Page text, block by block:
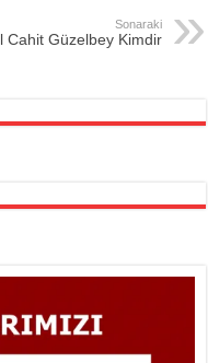
Sonaraki
Cahit Güzelbey Kimdir